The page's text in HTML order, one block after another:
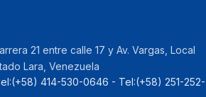
21 entre calle 17 y Av. Vargas, Local
Lara, Venezuela
414-530-0646‬ - Tel:‪(+58) 251-252-